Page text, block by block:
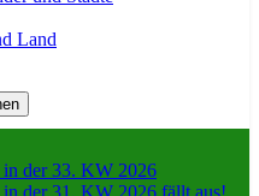
Land
in der 33. KW 2026
in der 31. KW 2026 fällt aus!